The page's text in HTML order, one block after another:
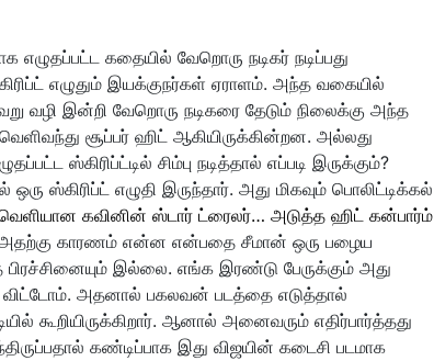
கதையில் வேறொரு நடிகர் நடிப்பது
எழுதும் இயக்குநர்கள் ஏராளம். அந்த வகையில்
வழி இன்றி வேறொரு நடிகரை தேடும் நிலைக்கு அந்த
சூப்பர் ஹிட் ஆகியிருக்கின்றன. அல்லது
ஸ்கிரிப்ட்டில் சிம்பு நடித்தால் எப்படி இருக்கும்?
ஸ்கிரிப்ட் எழுதி இருந்தார். அது மிகவும் பொலிட்டிக்கல்
கவினின் ஸ்டார் ட்ரைலர்… அடுத்த ஹிட் கன்பார்ம்
காரணம் என்ன என்பதை சீமான் ஒரு பழைய
பிரச்சினையும் இல்லை. எங்க இரண்டு பேருக்கும் அது
அதனால் பகலவன் படத்தை எடுத்தால்
கூறியிருக்கிறார். ஆனால் அனைவரும் எதிர்பார்த்தது
கண்டிப்பாக இது விஜயின் கடைசி படமாக